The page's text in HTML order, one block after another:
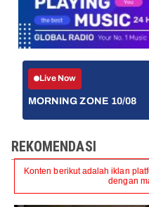
Live Now
MORNING ZONE 10/08